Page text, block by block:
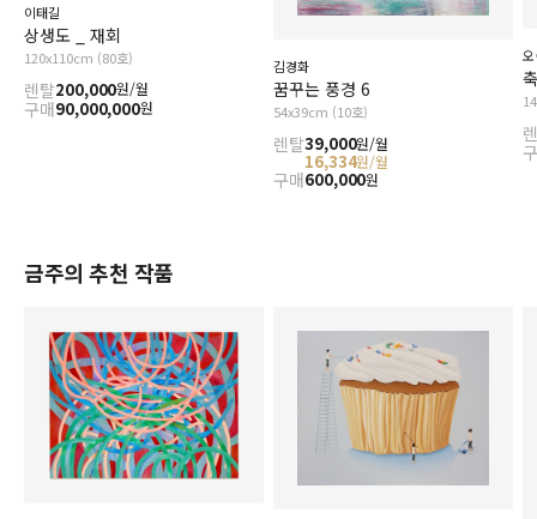
이태길
상생도 _ 재회
120x110cm (80호)
렌탈200,000원/월
구매90,000,000원
김경화
꿈꾸는 풍경 6
54x39cm (10호)
렌탈39,000원/월
16,334원/월
구매600,000원
금주의 추천 작품